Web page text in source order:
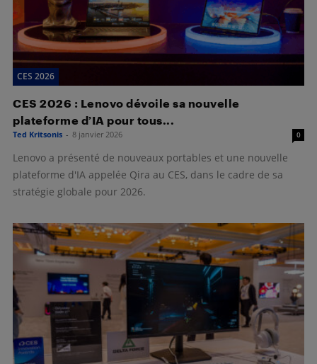
CES 2026
CES 2026 : Lenovo dévoile sa nouvelle
plateforme d’IA pour tous...
Ted Kritsonis - 8 janvier 2026 0
Lenovo a présenté de nouveaux portables et une nouvelle
plateforme d'IA appelée Qira au CES, dans le cadre de sa
stratégie globale pour 2026.